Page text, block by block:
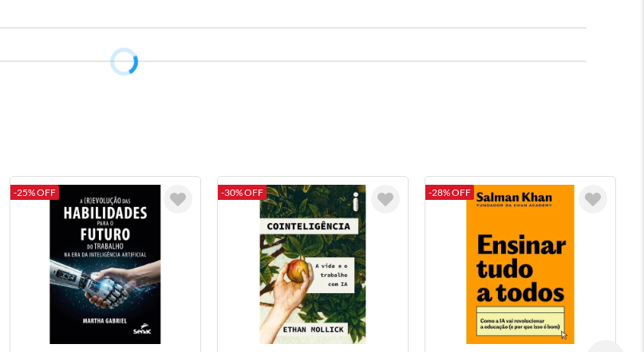
-25% OFF -30% OFF -28% OFF